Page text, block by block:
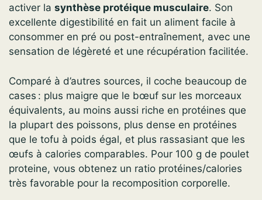
activer la synthèse protéique musculaire. Son
excellente digestibilité en fait un aliment facile à
consommer en pré ou post-entraînement, avec une
sensation de légèreté et une récupération facilitée.
Comparé à d’autres sources, il coche beaucoup de
cases : plus maigre que le bœuf sur les morceaux
équivalents, au moins aussi riche en protéines que
la plupart des poissons, plus dense en protéines
que le tofu à poids égal, et plus rassasiant que les
œufs à calories comparables. Pour 100 g de poulet
proteine, vous obtenez un ratio protéines/calories
très favorable pour la recomposition corporelle.